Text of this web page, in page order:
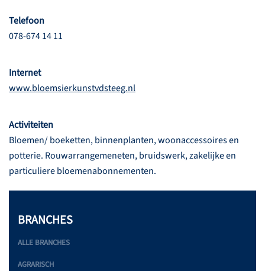
Telefoon
078-674 14 11
Internet
www.bloemsierkunstvdsteeg.nl
Activiteiten
Bloemen/ boeketten, binnenplanten, woonaccessoires en
potterie. Rouwarrangemeneten, bruidswerk, zakelijke en
particuliere bloemenabonnementen.
BRANCHES
ALLE BRANCHES
AGRARISCH